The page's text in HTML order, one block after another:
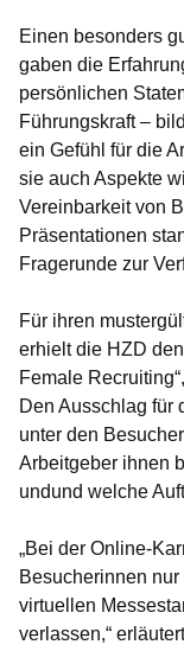
Einen besonders
gaben die
persönlichen
Führungskraft –
ein Gefühl für die
sie auch Aspekte
Vereinbarkeit von
Präsentationen
Fragerunde zur
Für ihren
erhielt die HZD
Female
Den Ausschlag für
unter den
Arbeitgeber ihnen
undund welche
„Bei der Online-
Besucherinnen
virtuellen
verlassen,“